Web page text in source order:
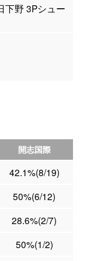
下野 3Pシュー
開志国際
42.1%(8/19)
50%(6/12)
28.6%(2/7)
50%(1/2)